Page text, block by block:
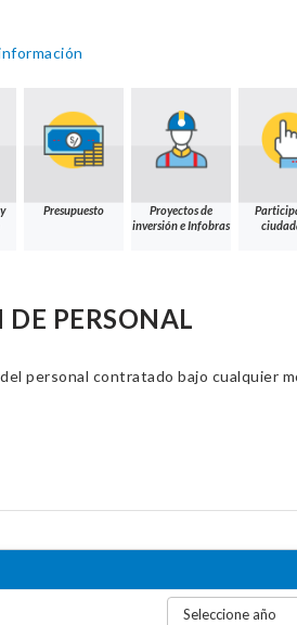
Presupuesto
Proyectos de
inversión e Infobras
PERSONAL
personal contratado bajo cualquier